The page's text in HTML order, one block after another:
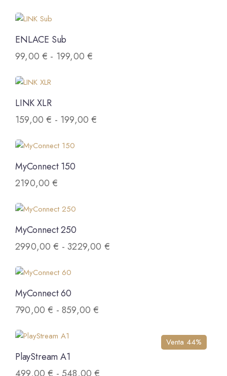
ENLACE Sub
99,00€ - 199,00€
LINK XLR
159,00€ - 199,00€
MyConnect 150
2190,00€
MyConnect 250
2990,00€ - 3229,00 €
MyConnect 60
790,00€ - 859,00€
Venta 44%
PlayStream A1